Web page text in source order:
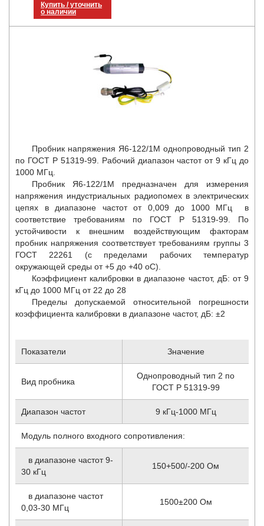
Купить / уточнить
о наличии
Пробник напряжения Я6-122/1М однопроводный тип 2
по ГОСТ Р 51319-99. Рабочий диапазон частот от 9 кГц до
1000 МГц.
Пробник Я6-122/1М предназначен для измерения
напряжения индустриальных радиопомех в электрических
цепях в диапазоне частот от 0,009 до 1000 МГц в
соответствие требованиям по ГОСТ Р 51319-99. По
устойчивости к внешним воздействующим факторам
пробник напряжения соответствует требованиям группы 3
ГОСТ 22261 (с пределами рабочих температур
окружающей среды от +5 до +40 oC).
Коэффициент калибровки в диапазоне частот, дБ: от 9
кГц до 1000 МГц от 22 до 28
Пределы допускаемой относительной погрешности
коэффициента калибровки в диапазоне частот, дБ: ±2
Показатели Значение
Вид пробника
Однопроводный тип 2 по
ГОСТ Р 51319-99
Диапазон частот 9 кГц-1000 МГц
Модуль полного входного сопротивления:
в диапазоне частот 9-
30 кГц
150+500/-200 Ом
в диапазоне частот
0,03-30 МГц
1500±200 Ом